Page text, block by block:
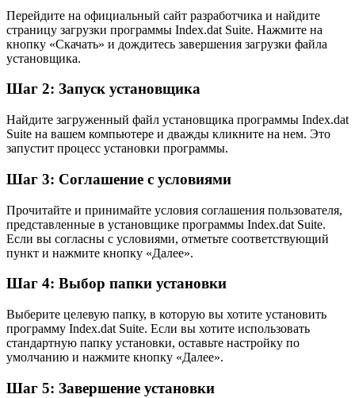
Перейдите на официальный сайт разработчика и найдите
страницу загрузки программы Index.dat Suite. Нажмите на
кнопку «Скачать» и дождитесь завершения загрузки файла
установщика.
Шаг 2: Запуск установщика
Найдите загруженный файл установщика программы Index.dat
Suite на вашем компьютере и дважды кликните на нем. Это
запустит процесс установки программы.
Шаг 3: Соглашение с условиями
Прочитайте и принимайте условия соглашения пользователя,
представленные в установщике программы Index.dat Suite.
Если вы согласны с условиями, отметьте соответствующий
пункт и нажмите кнопку «Далее».
Шаг 4: Выбор папки установки
Выберите целевую папку, в которую вы хотите установить
программу Index.dat Suite. Если вы хотите использовать
стандартную папку установки, оставьте настройку по
умолчанию и нажмите кнопку «Далее».
Шаг 5: Завершение установки